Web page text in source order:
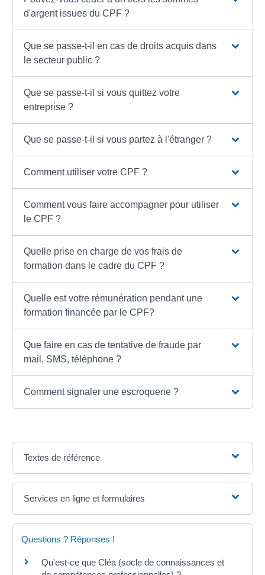
d'argent issues du CPF ?
Que se passe-t-il en cas de droits acquis dans
le secteur public ?
Que se passe-t-il si vous quittez votre
entreprise ?
Que se passe-t-il si vous partez à l'étranger ?
Comment utiliser votre CPF ?
Comment vous faire accompagner pour utiliser
le CPF ?
Quelle prise en charge de vos frais de
formation dans le cadre du CPF ?
Quelle est votre rémunération pendant une
formation financée par le CPF?
Que faire en cas de tentative de fraude par
mail, SMS, téléphone ?
Comment signaler une escroquerie ?
Textes de référence
Services en ligne et formulaires
Questions ? Réponses !
Qu'est-ce que Cléa (socle de connaissances et